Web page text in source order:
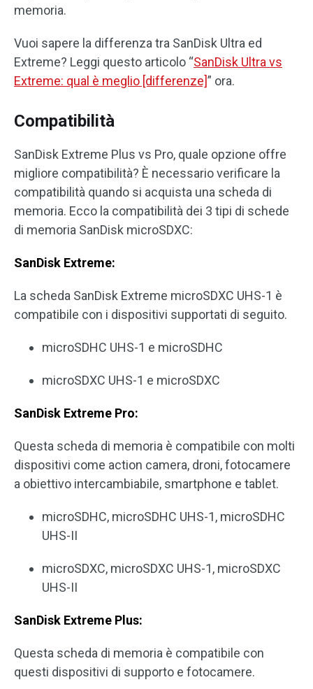
memoria.
Vuoi sapere la differenza tra SanDisk Ultra ed
Extreme? Leggi questo articolo “SanDisk Ultra vs
Extreme: qual è meglio [differenze]” ora.
Compatibilità
SanDisk Extreme Plus vs Pro, quale opzione offre
migliore compatibilità? È necessario verificare la
compatibilità quando si acquista una scheda di
memoria. Ecco la compatibilità dei 3 tipi di schede
di memoria SanDisk microSDXC:
SanDisk Extreme:
La scheda SanDisk Extreme microSDXC UHS-1 è
compatibile con i dispositivi supportati di seguito.
microSDHC UHS-1 e microSDHC
microSDXC UHS-1 e microSDXC
SanDisk Extreme Pro:
Questa scheda di memoria è compatibile con molti
dispositivi come action camera, droni, fotocamere
a obiettivo intercambiabile, smartphone e tablet.
microSDHC, microSDHC UHS-1, microSDHC
UHS-II
microSDXC, microSDXC UHS-1, microSDXC
UHS-II
SanDisk Extreme Plus:
Questa scheda di memoria è compatibile con
questi dispositivi di supporto e fotocamere.